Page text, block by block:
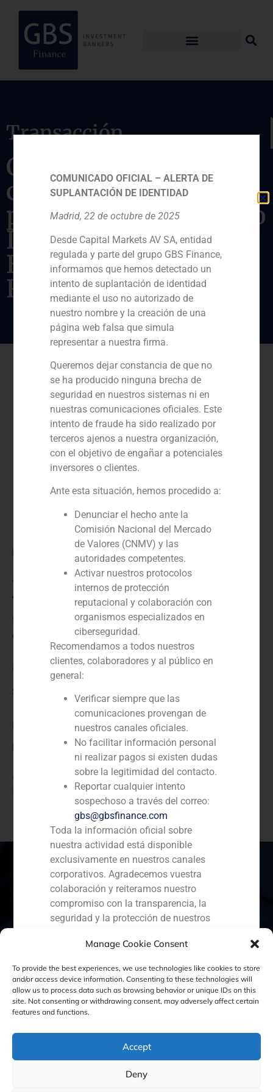
Manage Cookie Consent
To provide the best experiences, we use technologies like cookies to store
and/or access device information. Consenting to these technologies will
allow us to process data such as browsing behavior or unique IDs on this
site. Not consenting or withdrawing consent, may adversely affect certain
features and functions.
Accept
Deny
Transacción
Creación y
consolidación del
proyecto oleoturístico
LA Organic
Experience, en
Ronda, Andalucía
Rol:
Asesor y promotor
Año:
Cliente:
La experiencia ecológica
Servicio / Sector
Inversiones
Descripción
Consolidación del proyecto de oleoturismo LA Organic
Experience, en Ronda, Andalucía.
España Portugal Colombia
Política de Cookies Política de Privacidad
Aviso Legal
GBS Finance ©2023
COMUNICADO OFICIAL – ALERTA DE
SUPLANTACIÓN DE IDENTIDAD
Madrid, 22 de octubre de 2025
Desde Capital Markets AV SA, entidad
regulada y parte del grupo GBS Finance,
informamos que hemos detectado un
intento de suplantación de identidad
mediante el uso no autorizado de
nuestro nombre y la creación de una
página web falsa que simula
representar a nuestra firma.
Queremos dejar constancia de que no
se ha producido ninguna brecha de
seguridad en nuestros sistemas ni en
nuestras comunicaciones oficiales. Este
intento de fraude ha sido realizado por
terceros ajenos a nuestra organización,
con el objetivo de engañar a potenciales
inversores o clientes.
Ante esta situación, hemos procedido a:
Denunciar el hecho ante la
Comisión Nacional del Mercado
de Valores (CNMV) y las
autoridades competentes.
Activar nuestros protocolos
internos de protección
reputacional y colaboración con
organismos especializados en
ciberseguridad.
Recomendamos a todos nuestros
clientes, colaboradores y al público en
general:
Verificar siempre que las
comunicaciones provengan de
nuestros canales oficiales.
No facilitar información personal
ni realizar pagos si existen dudas
sobre la legitimidad del contacto.
Reportar cualquier intento
sospechoso a través del correo:
gbs@gbsfinance.com
Toda la información oficial sobre
nuestra actividad está disponible
exclusivamente en nuestros canales
corporativos. Agradecemos vuestra
colaboración y reiteramos nuestro
compromiso con la transparencia, la
seguridad y la protección de nuestros
GBS Finance